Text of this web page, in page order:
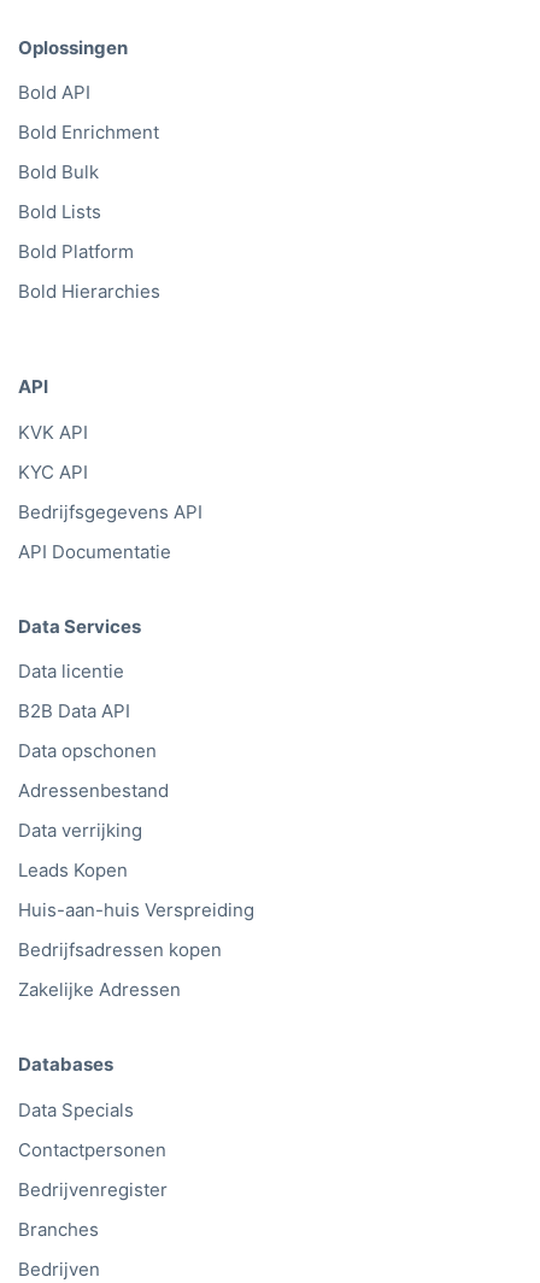
Oplossingen
Bold API
Bold Enrichment
Bold Bulk
Bold Lists
Bold Platform
API
KVK API
KYC API
Bedrijfsgegevens API
Data Services
Data licentie
B2B Data API
Data opschonen
Adressenbestand
Data verrijking
Leads Kopen
Huis-aan-huis Verspreiding
Bedrijfsadressen kopen
Databases
Data Specials
Contactpersonen
Bedrijvenregister
Branches